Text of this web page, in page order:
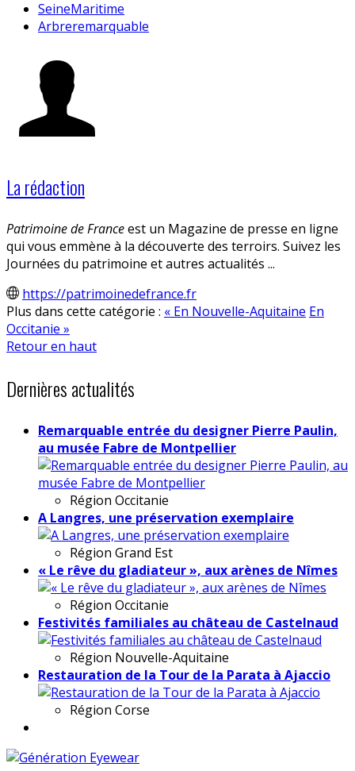
SeineMaritime
Arbreremarquable
La rédaction
Patrimoine de Franceest un Magazine de presse en ligne
qui vous emmène à la découverte des terroirs. Suivez les
Journées du patrimoine et autres actualités ...
https://patrimoinedefrance.fr
Plus dans cette catégorie : « En Nouvelle-Aquitaine En
Occitanie »
Retour en haut
Dernières actualités
Remarquable entrée du designer Pierre Paulin,
au musée Fabre de Montpellier
Région Occitanie
A Langres, une préservation exemplaire
Région Grand Est
« Le rêve du gladiateur », aux arènes de Nîmes
Région Occitanie
Festivités familiales au château de Castelnaud
Région Nouvelle-Aquitaine
Restauration de la Tour de la Parata à Ajaccio
Région Corse